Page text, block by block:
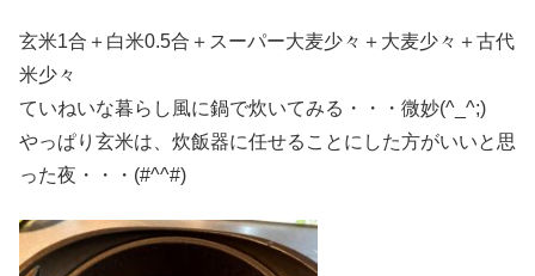
玄米1合＋白米0.5合＋スーパー大麦少々＋大麦少々＋古代
米少々
ていねいな暮らし風に鍋で炊いてみる・・・微妙(^_^;)
やっぱり玄米は、炊飯器に任せることにした方がいいと思
った夜・・・(#^^#)